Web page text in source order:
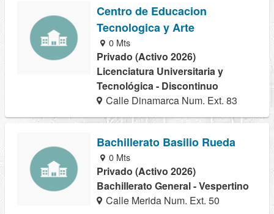
Centro de Educacion
Tecnologica y Arte
0 Mts
Privado (Activo 2026)
Licenciatura Universitaria y
Tecnológica - Discontinuo
Calle Dinamarca Num. Ext. 83
Bachillerato Basilio Rueda
0 Mts
Privado (Activo 2026)
Bachillerato General - Vespertino
Calle Merida Num. Ext. 50